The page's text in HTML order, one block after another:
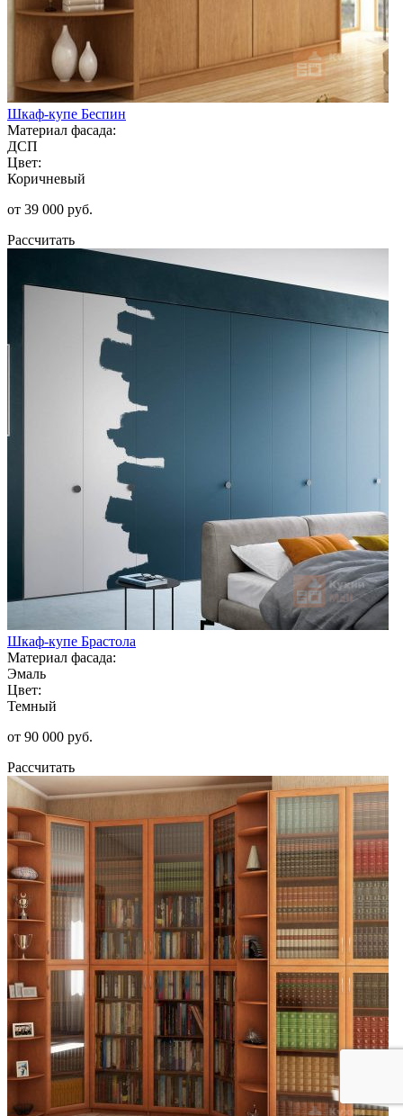
Шкаф-купе Беспин
Материал фасада:
ДСП
Цвет:
Коричневый
от 39 000 руб.
Рассчитать
Шкаф-купе Брастола
Материал фасада:
Эмаль
Цвет:
Темный
от 90 000 руб.
Рассчитать